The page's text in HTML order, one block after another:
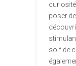
poser
soif de